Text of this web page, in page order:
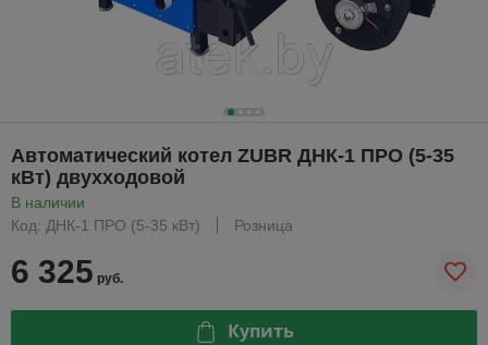
Автоматический котел ZUBR ДНК-1 ПРО (5-35
кВт) двухходовой
В наличии
Код: ДНК-1 ПРО (5-35 кВт)
Розница
6 325 руб.
Купить